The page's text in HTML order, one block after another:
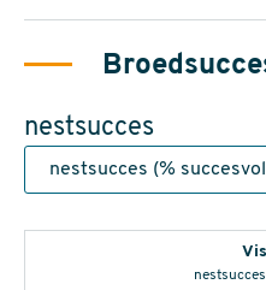
nestsucces